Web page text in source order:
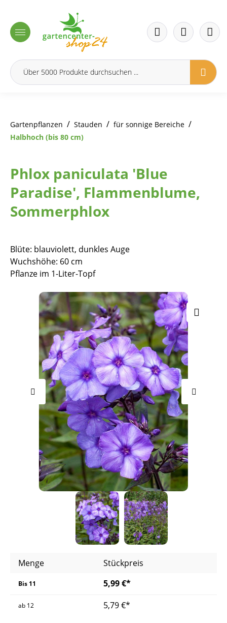
Gartenpflanzen / Stauden / für sonnige Bereiche /
Halbhoch (bis 80 cm)
Phlox paniculata 'Blue
Paradise', Flammenblume,
Sommerphlox
Blüte: blauviolett, dunkles Auge
Wuchshöhe: 60 cm
Pflanze im 1-Liter-Topf
Menge Stückpreis
Bis 11 5,99 €*
ab 12 5,79 €*